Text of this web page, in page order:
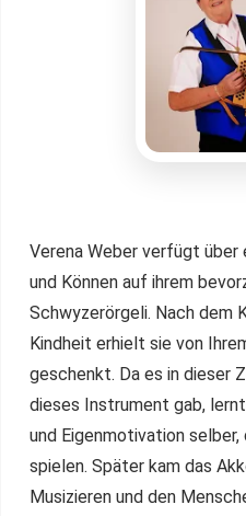
Verena Weber verfügt über
und Können auf ihrem
Schwyzerörgeli. Nach dem
Kindheit erhielt sie von
geschenkt. Da es in dieser
dieses Instrument gab,
und Eigenmotivation
spielen. Später kam das
Musizieren und den